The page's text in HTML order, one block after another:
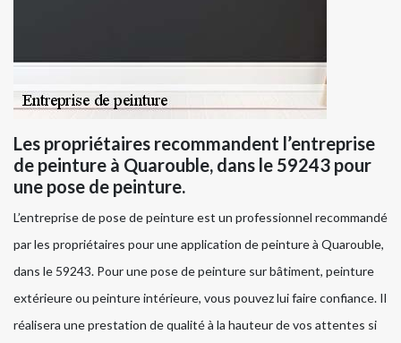
Les propriétaires recommandent l’entreprise
de peinture à Quarouble, dans le 59243 pour
une pose de peinture.
L’entreprise de pose de peinture est un professionnel recommandé
par les propriétaires pour une application de peinture à Quarouble,
dans le 59243. Pour une pose de peinture sur bâtiment, peinture
extérieure ou peinture intérieure, vous pouvez lui faire confiance. Il
réalisera une prestation de qualité à la hauteur de vos attentes si